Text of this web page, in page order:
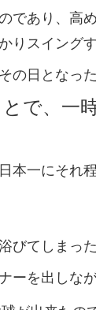
であり、高
りスイング
の日となった
で、一
本一にそれ
びてしまっ
ーを出しな